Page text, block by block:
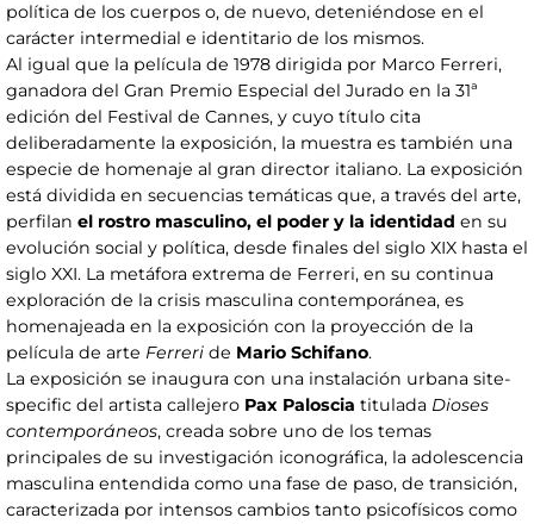
política de los cuerpos o, de nuevo, deteniéndose en el
carácter intermedial e identitario de los mismos.
Al igual que la película de 1978 dirigida por Marco Ferreri,
ganadora del Gran Premio Especial del Jurado en la 31ª
edición del Festival de Cannes, y cuyo título cita
deliberadamente la exposición, la muestra es también una
especie de homenaje al gran director italiano. La exposición
está dividida en secuencias temáticas que, a través del arte,
perfilan el rostro masculino, el poder y la identidad en su
evolución social y política, desde finales del siglo XIX hasta el
siglo XXI. La metáfora extrema de Ferreri, en su continua
exploración de la crisis masculina contemporánea, es
homenajeada en la exposición con la proyección de la
película de arte Ferreri de Mario Schifano.
La exposición se inaugura con una instalación urbana site-
specific del artista callejero Pax Paloscia titulada Dioses
contemporáneos, creada sobre uno de los temas
principales de su investigación iconográfica, la adolescencia
masculina entendida como una fase de paso, de transición,
caracterizada por intensos cambios tanto psicofísicos como